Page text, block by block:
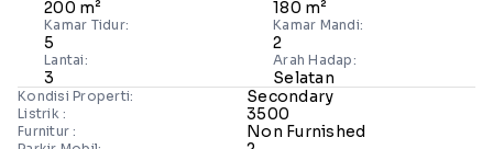
200 m² 180 m²
Kamar Tidur:
5
Kamar Mandi:
2
Lantai:
3
Arah Hadap:
Selatan
Kondisi Properti: Secondary
Listrik : 3500
Furnitur : Non Furnished